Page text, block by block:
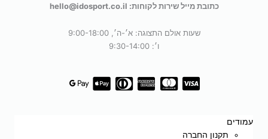
כתובת מייל שירות לקוחות: hello@idosport.co.il
שעות אולם התצוגה: א׳-ה׳, 9:00-18:00
ו׳: 9:30-14:00
עמודים
תקנון החברה